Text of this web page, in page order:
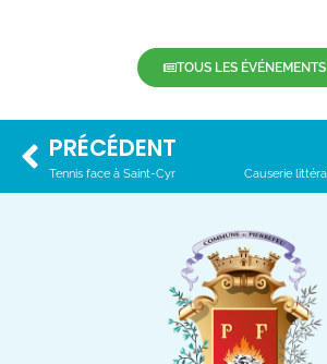
TOUS LES ÉVÉNEMENTS
PRÉCÉDENT
Tennis face à Saint-Cyr